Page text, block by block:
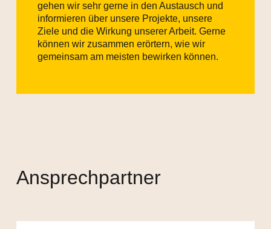
gehen wir sehr gerne in den Austausch und
informieren über unsere Projekte, unsere
Ziele und die Wirkung unserer Arbeit. Gerne
können wir zusammen erörtern, wie wir
gemeinsam am meisten bewirken können.
Ansprechpartner